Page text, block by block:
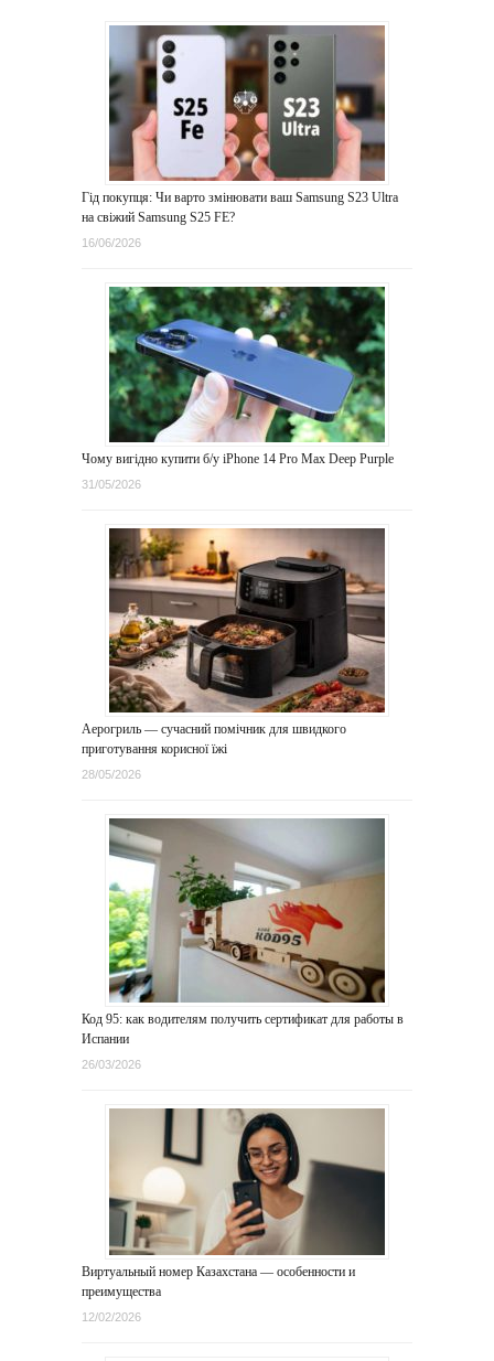
Гід покупця: Чи варто змінювати ваш Samsung S23 Ultra
на свіжий Samsung S25 FE?
16/06/2026
Чому вигідно купити б/у iPhone 14 Pro Max Deep Purple
31/05/2026
Аерогриль — сучасний помічник для швидкого
приготування корисної їжі
28/05/2026
Код 95: как водителям получить сертификат для работы в
Испании
26/03/2026
Виртуальный номер Казахстана — особенности и
преимущества
12/02/2026